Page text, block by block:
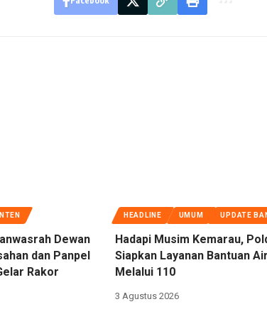
Dewan
dan Panpel
Rakor
HEADLINE UMUM UPDATE
Hadapi Musim Kemarau,
Siapkan Layanan Bantuan
Melalui 110
3 Agustus 2026